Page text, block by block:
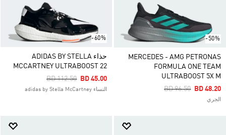
-50%
MERCEDES - AMG PETRONAS
FORMULA ONE TEAM
ULTRABOOST 5X M
Price Reduced
BD 96.50ToBD 48.20
الجري
-60%
حذاء ADIDAS BY STELLA
MCCARTNEY ULTRABOOST 22
Price Reduced From
BD 112.50ToBD 45.00
النساء adidas by Stella McCartney